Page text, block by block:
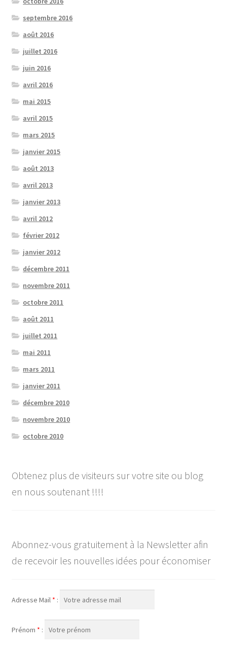
septembre 2016
août 2016
juillet 2016
juin 2016
avril 2016
mai 2015
avril 2015
mars 2015
janvier 2015
août 2013
avril 2013
janvier 2013
avril 2012
février 2012
janvier 2012
décembre 2011
novembre 2011
octobre 2011
août 2011
juillet 2011
mai 2011
mars 2011
janvier 2011
décembre 2010
novembre 2010
octobre 2010
Obtenez plus de visiteurs sur votre site ou blog
en nous soutenant !!!!
Abonnez-vous gratuitement à la Newsletter afin
de recevoir les nouvelles idées pour économiser
Adresse Mail * :
Prénom * :